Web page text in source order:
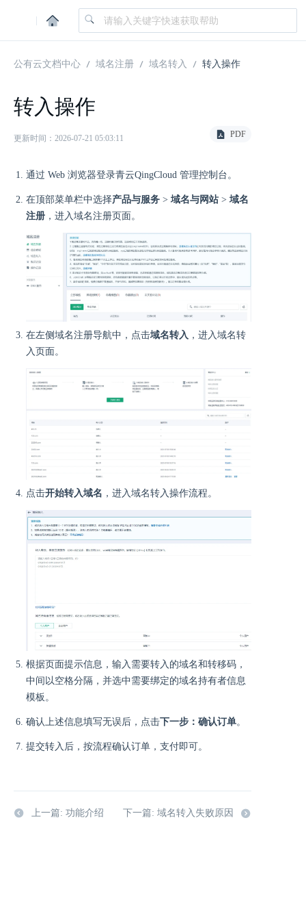
|
公有云文档中心 域名注册 域名转入 转入操作
转入操作
更新时间：2026-07-21 05:03:11 PDF
通过 Web 浏览器登录青云QingCloud 管理控制台。
在顶部菜单栏中选择产品与服务 > 域名与网站 > 域名
注册 ，进入域名注册页面。
在左侧域名注册导航中，点击域名转入 ，进入域名转
入页面。
点击开始转入域名 ，进入域名转入操作流程。
根据页面提示信息，输入需要转入的域名和转移码，
中间以空格分隔，并选中需要绑定的域名持有者信息
模板。
确认上述信息填写无误后，点击下一步：确认订单。
提交转入后，按流程确认订单，支付即可。
上一篇: 功能介绍 下一篇: 域名转入失败原因